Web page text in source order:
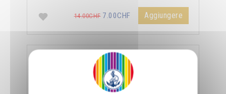
14.00CHF7.00CHF Aggiungere
La sessualità forza del cielo